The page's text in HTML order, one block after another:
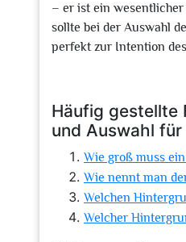
– er ist ein
sollte bei der Auswahl
perfekt zur Intention
Häufig gestellte
und Auswahl
Wie groß muss
Wie nennt man
Welchen
Welcher